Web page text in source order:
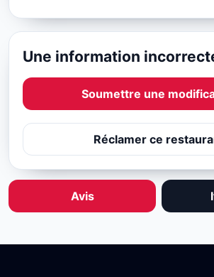
Une information
Soumettre une
Réclamer ce
Avis